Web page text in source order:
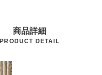
商品詳細
PRODUCT DETAIL